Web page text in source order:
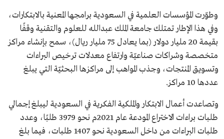
وطوّرت المؤسسات العلمية في السعودية برامجها المعنية بالابتكارات،
وفي هذا الإطار تمتلك جامعة الملك عبدالله للعلوم والتقنية وقفًا
بقيمة 20 مليار دولار (بما يعادل 75 مليار ريال)، سمح بإنشاء مراكز
متخصصة وشراكات صناعيّة وارتفاع معدلات ترخيص البراءات
وتسويق المنتجات، وجذب المواهب إلى مراكزها البحثيّة التي يبلغ
عددها 10 مراكز.
وتصاعدت أعمال الابتكار والملكية الفكرية في السعودية ليبلغ إجمالي
طلبات براءات الاختراع المودعة عام 2021م نحو 3979 طلبًا، وعدد
طلبات البراءات من داخل السعودية نحو 1407 طلبات، فيما بلغ